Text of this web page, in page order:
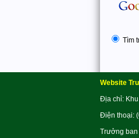
Tìm
Website
Địa chỉ:
Điện thoại:
Trưởng ban